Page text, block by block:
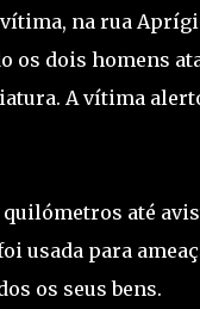
na rua
os dois homens
A vítima
até
usada para
os seus bens.